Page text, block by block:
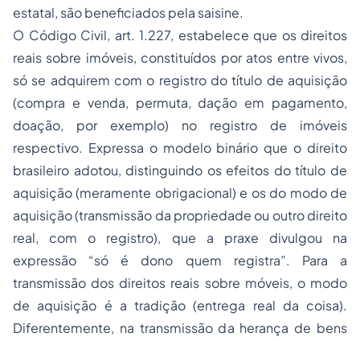
estatal, são beneficiados pela saisine.
O Código Civil, art. 1.227, estabelece que os direitos
reais sobre imóveis, constituídos por atos entre vivos,
só se adquirem com o registro do título de aquisição
(compra e venda, permuta, dação em pagamento,
doação, por exemplo) no registro de imóveis
respectivo. Expressa o modelo binário que o direito
brasileiro adotou, distinguindo os efeitos do título de
aquisição (meramente obrigacional) e os do modo de
aquisição (transmissão da propriedade ou outro direito
real, com o registro), que a praxe divulgou na
expressão “só é dono quem registra”. Para a
transmissão dos direitos reais sobre móveis, o modo
de aquisição é a tradição (entrega real da coisa).
Diferentemente, na transmissão da herança de bens